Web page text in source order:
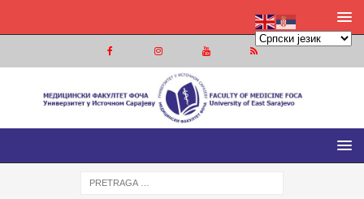
МЕДИЦИНСКИ ФАКУЛТЕТ ФОЧА
МЕДИЦИНСКИ ФАКУЛТЕТ УНИВЕРЗИТЕТА У ИСТОЧНОМ